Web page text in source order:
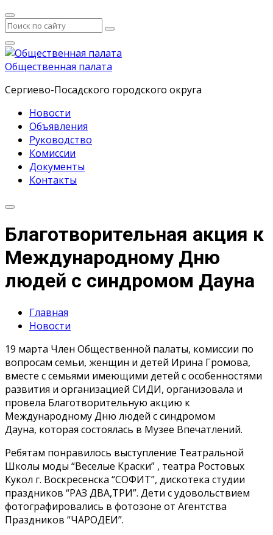
Общественная палата
Сергиево-Посадского городского округа
Новости
Объявления
Руководство
Комиссии
Документы
Контакты
Благотворительная акция к
Международному Дню
людей с синдромом Дауна
Главная
Новости
19 марта Член Общественной палаты, комиссии по
вопросам семьи, женщин и детей Ирина Громова,
вместе с семьями имеющими детей с особенностями
развития и организацией СИДИ, организовала и
провела Благотворительную акцию к
Международному Дню людей с синдромом
Дауна, которая состоялась в Музее Впечатлений.
Ребятам понравилось выступление Театральной
Школы моды “Веселые Краски” , театра Ростовых
Кукол г. Воскресенска “СОФИТ”, дискотека студии
праздников “РАЗ ДВА,ТРИ”. Дети с удовольствием
фотографировались в фотозоне от Агентства
Праздников “ЧАРОДЕИ”.